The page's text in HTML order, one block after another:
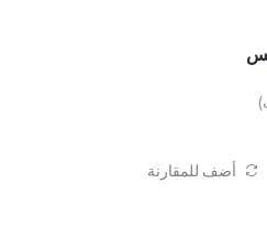
أضف للمقارنة